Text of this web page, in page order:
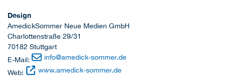
Design
AmedickSommer Neue Medien GmbH
Charlottenstraße 29/31
70182 Stuttgart
E-Mail:
info@amedick-sommer.de
Web:
www.amedick-sommer.de